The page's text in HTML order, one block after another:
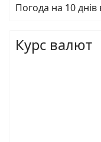
Погода на 10 днів
Курс валют